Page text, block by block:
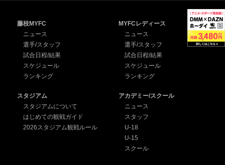
藤枝MYFC
ニュース
選手/スタッフ
試合日程/結果
スケジュール
ランキング
MYFCレディース
ニュース
選手/スタッフ
試合日程/結果
スケジュール
ランキング
スタジアム
スタジアムについて
はじめての観戦ガイド
2026スタジアム観戦ルール
アカデミー/スクール
ニュース
スタッフ
U-18
U-15
スクール